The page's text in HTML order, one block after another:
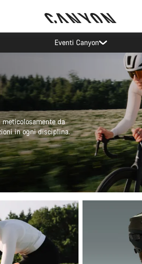
Risparmia con la newsletter Canyon
da
in ogni disciplina.